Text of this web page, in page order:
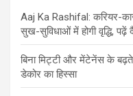
Aaj Ka Rashifal: करियर-
सुख-सुविधाओं में होगी वृद्धि, पढ़ें
बिना मिट्टी और मेंटेनेंस के
डेकोर का हिस्‍सा